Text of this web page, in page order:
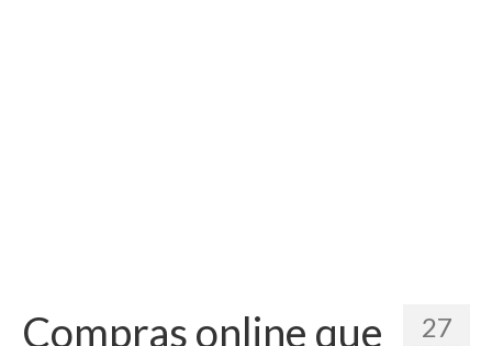
27
Compras online que